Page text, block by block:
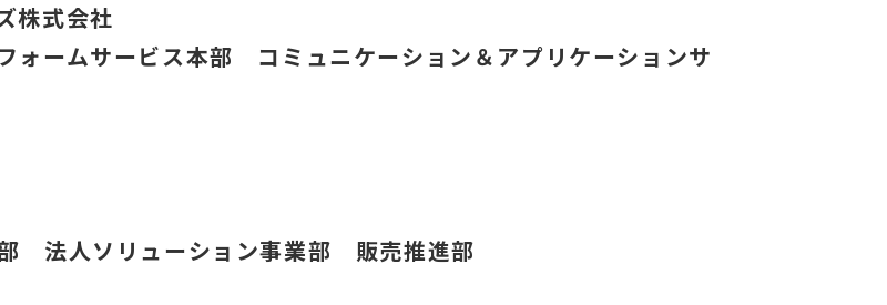
株式会社
ォームサービス本部 コミュニケーション＆アプリケーションサ
法人ソリューション事業部 販売推進部